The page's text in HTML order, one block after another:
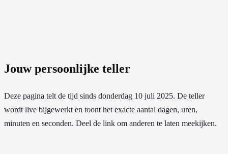
Jouw persoonlijke teller
Deze pagina telt de tijd sinds donderdag 10 juli 2025. De teller
wordt live bijgewerkt en toont het exacte aantal dagen, uren,
minuten en seconden. Deel de link om anderen te laten meekijken.